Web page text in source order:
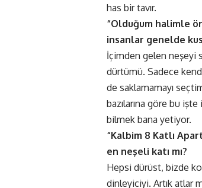
has bir tavır.
“Olduğum halimle
insanlar genelde
İçimden gelen neşeyi
dürtümü. Sadece
de saklamamayı
bazılarına göre bu
bilmek bana yetiyor.
“Kalbim 8 Katlı
en neşeli katı mı?
Hepsi dürüst, bizde
dinleyiciyi. Artık atlar